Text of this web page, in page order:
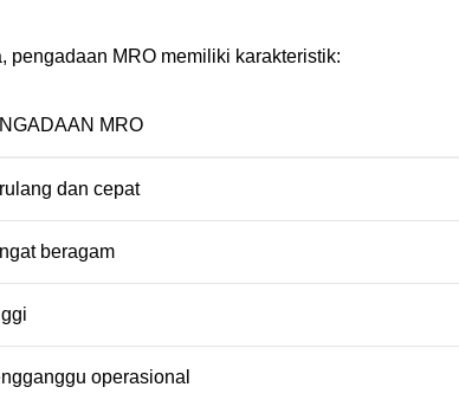
pengadaan MRO memiliki karakteristik:
MRO
dan cepat
beragam
operasional